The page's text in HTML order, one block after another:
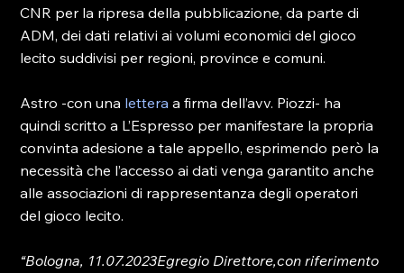
CNR per la ripresa della pubblicazione, da parte di
ADM, dei dati relativi ai volumi economici del gioco
lecito suddivisi per regioni, province e comuni.
Astro -con una lettera a firma dell’avv. Piozzi- ha
quindi scritto a L’Espresso per manifestare la propria
convinta adesione a tale appello, esprimendo però la
necessità che l’accesso ai dati venga garantito anche
alle associazioni di rappresentanza degli operatori
del gioco lecito.
“Bologna, 11.07.2023Egregio Direttore,con riferimento